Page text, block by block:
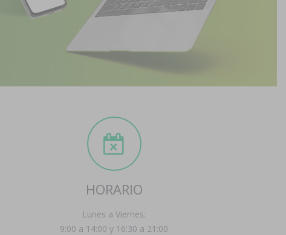
HORARIO
Lunes a Viernes:
9:00 a 14:00 y 16:30 a 21:00